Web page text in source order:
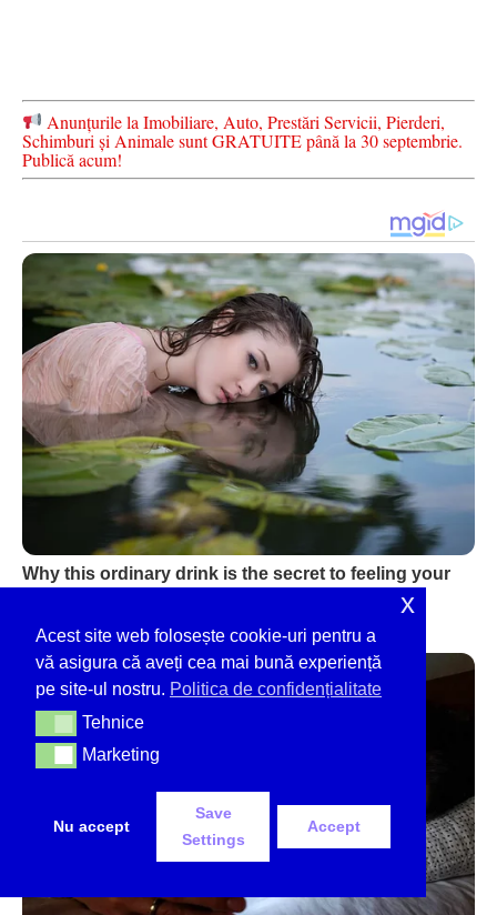
Anunțurile la Imobiliare, Auto, Prestări Servicii, Pierderi,
Schimburi și Animale sunt GRATUITE până la 30 septembrie.
Publică acum!
Acest site web folosește cookie-uri pentru a
vă asigura că aveți cea mai bună experiență
pe site-ul nostru. Politica de confidențialitate
TehniceTehnice
MarketingMarketing
Nu accept
Save
Settings
Accept
x